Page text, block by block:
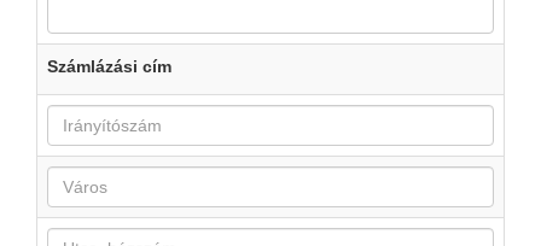
Számlázási cím